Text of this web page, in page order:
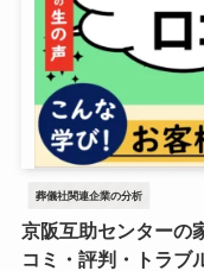
葬儀社関連企業の分析
京阪互助センターの
コミ・評判・トラブ